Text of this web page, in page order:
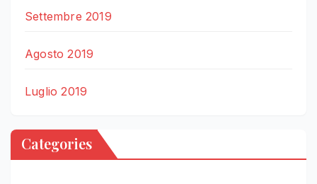
Settembre 2019
Agosto 2019
Luglio 2019
Categories